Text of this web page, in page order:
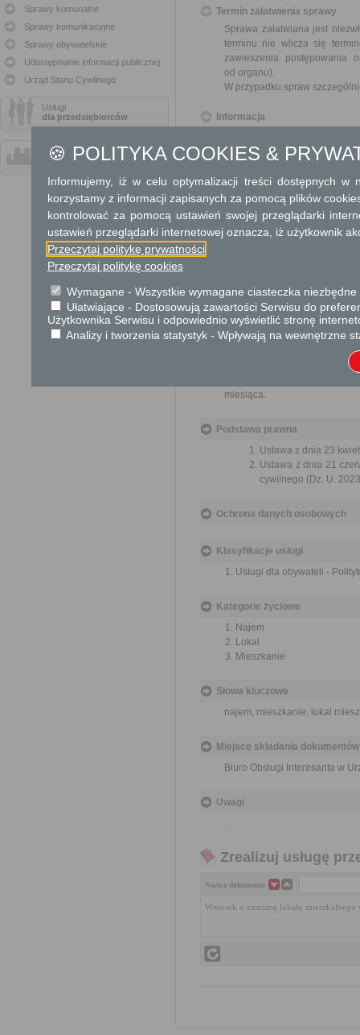
Sprawy komunalne
Sprawy komunikacyjne
Sprawy obywatelskie
Udostępnianie informacji publicznej
Urząd Stanu Cywilnego
Usługi
dla przedsiębiorców
Usługi
dla instytucji,
urzędów
Termin załatwienia sprawy
Sprawa załatwiana jest
terminu nie wlicza się
zawieszenia postępowania
od organu).
W przypadku spraw
Informacja
Dodatkowe
Opłata
Wniosek jest wolny od opłat.
Tryb odwoławczy
Skargi i wnioski
Przedmiotem skargi może
ich pracowników, naruszenie
spraw.
Przedmiotem wniosku
usprawnienie pracy i
miesiąca.
Podstawa prawna
Ustawa z dnia 23
Ustawa z dnia 21
cywilnego (Dz. U.
Ochrona danych osobowych
Klasyfikacje usługi
Usługi dla obywateli -
Kategorie życiowe
Najem
Lokal
Mieszkanie
Słowa kluczowe
najem, mieszkanie, lokal
Miejsce składania dokumentów
Biuro Obsługi Interesanta w
Uwagi
.
Zrealizuj usługę
Nazwa dokumentu
Wniosek o zamianę lokalu mieszkalnego
🍪 POLITYKA COOKIES &
Informujemy, iż w celu optymalizacji treści dostępnych w
korzystamy z informacji zapisanych za pomocą plików
kontrolować za pomocą ustawień swojej przeglądarki
ustawień przeglądarki internetowej oznacza, iż użytkownik
Przeczytaj politykę prywatności
Przeczytaj politykę cookies
Wymagane - Wszystkie wymagane ciasteczka
Ułatwiające - Dostosowują zawartości Serwisu do
Użytkownika Serwisu i odpowiednio wyświetlić stronę
Analizy i tworzenia statystyk - Wpływają na wewnętrzne